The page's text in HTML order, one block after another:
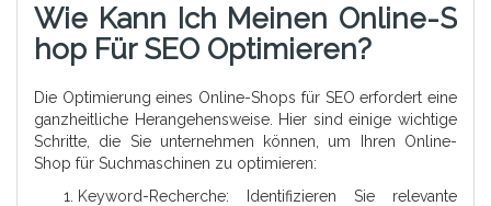
Wie Kann Ich Meinen Online-S
Hop Für SEO Optimieren?
Die Optimierung eines Online-Shops für SEO erfordert eine
ganzheitliche Herangehensweise. Hier sind einige wichtige
Schritte, die Sie unternehmen können, um Ihren Online-
Shop für Suchmaschinen zu optimieren:
Keyword-Recherche: Identifizieren Sie relevante